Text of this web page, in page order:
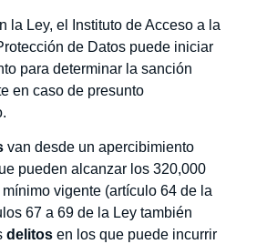
la Ley, el Instituto de Acceso a la
de Datos puede iniciar
para determinar la sanción
en caso de presunto
van desde un apercibimiento
pueden alcanzar los 320,000
vigente (artículo 64 de la
67 a 69 de la Ley también
delitos en los que puede incurrir